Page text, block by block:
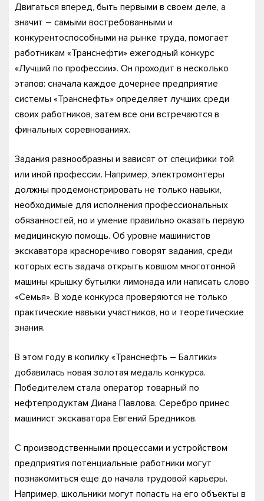
Двигаться вперед, быть первыми в своем деле, а
значит – самыми востребованными и
конкурентоспособными на рынке труда, помогает
работникам «Транснефти» ежегодный конкурс
«Лучший по профессии». Он проходит в несколько
этапов: сначала каждое дочернее предприятие
системы «Транснефть» определяет лучших среди
своих работников, затем все они встречаются в
финальных соревнованиях.
Задания разнообразны и зависят от специфики той
или иной профессии. Например, электромонтеры
должны продемонстрировать не только навыки,
необходимые для исполнения профессиональных
обязанностей, но и умение правильно оказать первую
медицинскую помощь. Об уровне машинистов
экскаватора красноречиво говорят задания, среди
которых есть задача открыть ковшом многотонной
машины крышку бутылки лимонада или написать слово
«Семья». В ходе конкурса проверяются не только
практические навыки участников, но и теоретические
знания.
В этом году в копилку «Транснефть – Балтики»
добавилась новая золотая медаль конкурса.
Победителем стала оператор товарный по
нефтепродуктам Диана Павлова. Серебро принес
машинист экскаватора Евгений Бредников.
С производственными процессами и устройством
предприятия потенциальные работники могут
познакомиться еще до начала трудовой карьеры.
Например, школьники могут попасть на его объекты в